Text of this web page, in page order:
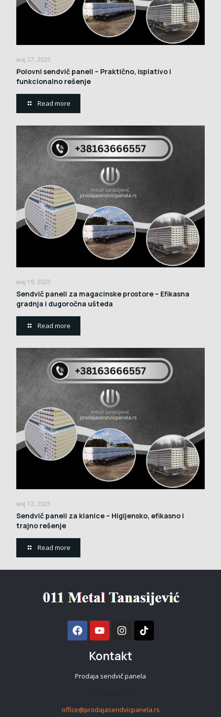
мај 27, 2025
Polovni sendvič paneli – Praktično, isplativo i
funkcionalno rešenje
Read more
мај 19, 2025
Sendvič paneli za magacinske prostore – Efikasna
gradnja i dugoročna ušteda
Read more
мај 12, 2025
Sendvič paneli za klanice – Higijensko, efikasno i
trajno rešenje
Read more
Kontakt
Prodaja sendvič panela
office@prodajasendvicpanela.rs